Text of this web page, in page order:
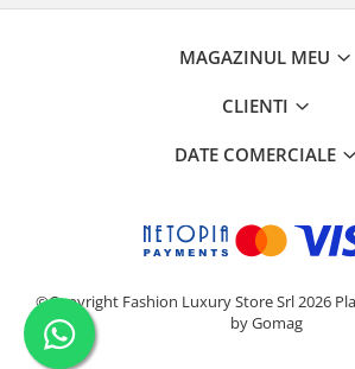
MAGAZINUL MEU
CLIENTI
DATE COMERCIALE
©Copyright Fashion Luxury Store Srl 2026
by Gomag